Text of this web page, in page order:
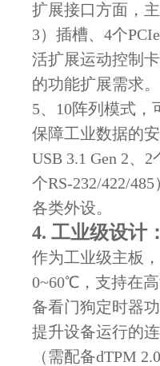
扩展接口方面，
3）插槽、4个
活扩展运动控制
的功能扩展需求
5、10阵列模式
保障工业数据的
USB 3.1 Gen 2、
个RS-232/422/
各类外设。
4. 工业级设计
作为工业级主板
0~60℃，支持在
备看门狗定时器
提升设备运行的
（需配备dTPM